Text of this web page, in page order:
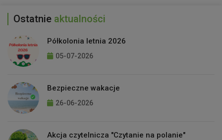
Ostatnie aktualności
Półkolonia letnia 2026
05-07-2026
Bezpieczne wakacje
26-06-2026
Akcja czytelnicza "Czytanie na polanie"